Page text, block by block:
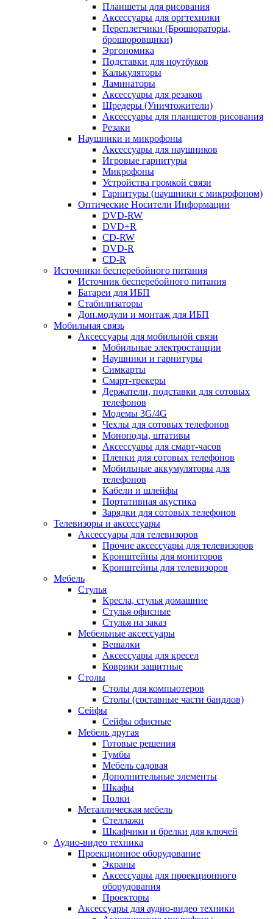
Планшеты для рисования
Аксессуары для оргтехники
Переплетчики (Брошюраторы,
брошюровщики)
Эргономика
Подставки для ноутбуков
Калькуляторы
Ламинаторы
Аксессуары для резаков
Шредеры (Уничтожители)
Аксессуары для планшетов рисования
Резаки
Наушники и микрофоны
Аксессуары для наушников
Игровые гарнитуры
Микрофоны
Устройства громкой связи
Гарнитуры (наушники с микрофоном)
Оптические Носители Информации
DVD-RW
DVD+R
CD-RW
DVD-R
CD-R
Источники бесперебойного питания
Источник бесперебойного питания
Батареи для ИБП
Стабилизаторы
Доп.модули и монтаж для ИБП
Мобильная связь
Аксессуары для мобильной связи
Мобильные электростанции
Наушники и гарнитуры
Симкарты
Смарт-трекеры
Держатели, подставки для сотовых
телефонов
Модемы 3G/4G
Чехлы для сотовых телефонов
Моноподы, штативы
Аксессуары для смарт-часов
Пленки для сотовых телефонов
Мобильные аккумуляторы для
телефонов
Кабели и шлейфы
Портативная акустика
Зарядки для сотовых телефонов
Телевизоры и аксессуары
Аксессуары для телевизоров
Прочие аксессуары для телевизоров
Кронштейны для мониторов
Кронштейны для телевизоров
Мебель
Стулья
Кресла, стулья домашние
Стулья офисные
Стулья на заказ
Мебельные аксессуары
Вешалки
Аксессуары для кресел
Коврики защитные
Столы
Столы для компьютеров
Столы (составные части бандлов)
Сейфы
Сейфы офисные
Мебель другая
Готовые решения
Тумбы
Мебель садовая
Дополнительные элементы
Шкафы
Полки
Металлическая мебель
Стеллажи
Шкафчики и брелки для ключей
Аудио-видео техника
Проекционное оборудование
Экраны
Аксессуары для проекционного
оборудования
Проекторы
Аксессуары для аудио-видео техники